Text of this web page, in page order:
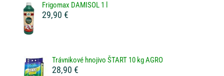
Frigomax DAMISOL 1 l
29,90 €
Trávnikové hnojivo ŠTART 10 kg AGRO
28,90 €